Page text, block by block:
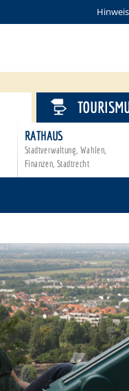
RATHAUS
Stadtverwaltung, Wahlen,
Finanzen, Stadtrecht